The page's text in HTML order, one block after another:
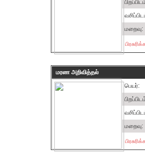
மறைவு:
மரண அறிவித்தல்
பெயர்:
மறைவு: